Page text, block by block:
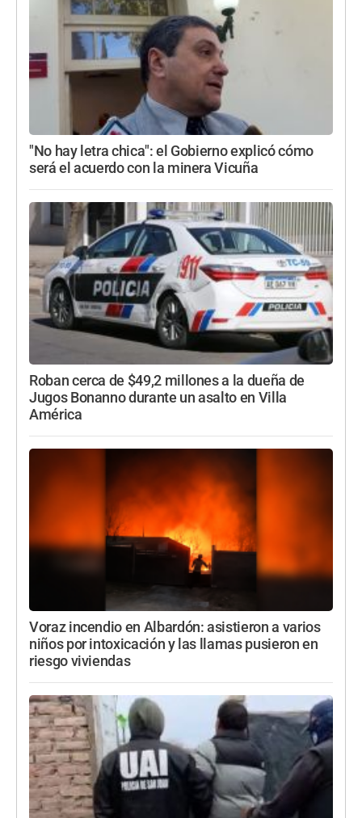
"No hay letra chica": el Gobierno explicó cómo
será el acuerdo con la minera Vicuña
Roban cerca de $49,2 millones a la dueña de
Jugos Bonanno durante un asalto en Villa
América
Voraz incendio en Albardón: asistieron a varios
niños por intoxicación y las llamas pusieron en
riesgo viviendas